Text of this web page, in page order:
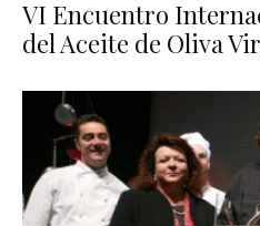
VI Encuentro
del Aceite de Oliva